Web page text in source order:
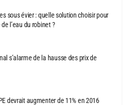
sous évier : quelle solution choisir pour
l’eau du robinet ?
s’alarme de la hausse des prix de
devrait augmenter de 11% en 2016